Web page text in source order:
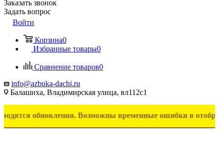
Заказать звонок
Задать вопрос
Войти
Корзина0
Избранные товары0
Сравнение товаров0
info@azbuka-dachi.ru
Балашиха, Владимирская улица, вл112с1
Возможны временные ошибки в отображении